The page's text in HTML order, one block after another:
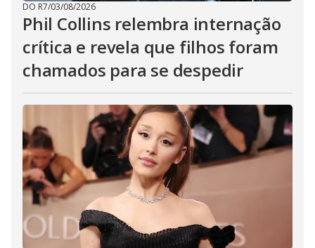
DO R7/03/08/2026
Phil Collins relembra internação
crítica e revela que filhos foram
chamados para se despedir